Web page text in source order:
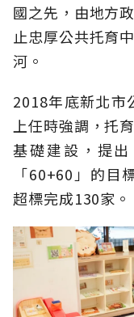
國之先，由地方
止忠厚公共托育
河。
2018年底新北市
上任時強調，托
基礎建設，提
「60+60」的目
超標完成130家。